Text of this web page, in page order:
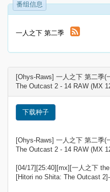
番组信息
一人之下 第二季
[Ohys-Raws] 一人之下 第二季
The Outcast 2 - 14 RAW (MX
下载种子
[Ohys-Raws] 一人之下 第二季
The Outcast 2 - 14 RAW (MX
[04/17][25:40][mx][一人之下
[Hitori no Shita: The Outcast